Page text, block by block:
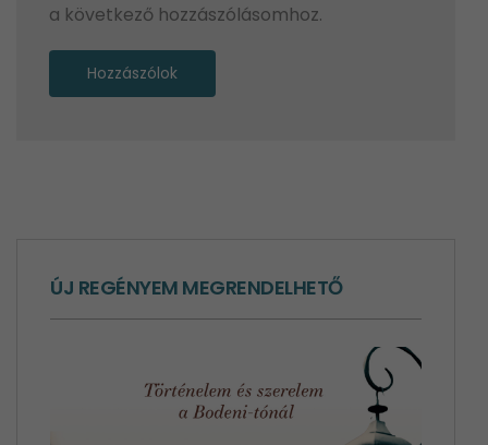
a következő hozzászólásomhoz.
ÚJ REGÉNYEM MEGRENDELHETŐ